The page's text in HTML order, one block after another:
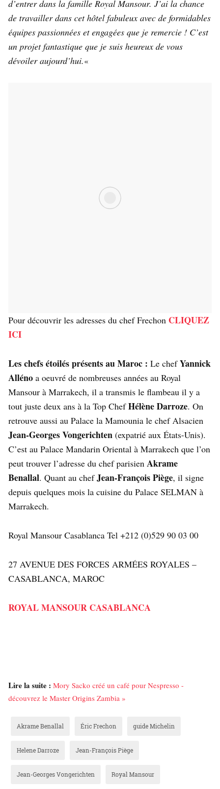
d’entrer dans la famille Royal Mansour. J’ai la chance
de travailler dans cet hôtel fabuleux avec de formidables
équipes passionnées et engagées que je remercie ! C’est
un projet fantastique que je suis heureux de vous
dévoiler aujourd’hui.«
Pour découvrir les adresses du chef Frechon CLIQUEZ
ICI
Les chefs étoilés présents au Maroc : Le chefYannick
Alléno a oeuvré de nombreuses années au Royal
Mansour à Marrakech, il a transmis le flambeau il y a
tout juste deux ans à la Top ChefHélène Darroze. On
retrouve aussi au Palace la Mamounia le chef Alsacien
Jean-Georges Vongerichten (expatrié aux États-Unis).
C’est au Palace Mandarin Oriental à Marrakech que l’on
peut trouver l’adresse du chef parisien Akrame
Benallal. Quant au chefJean-François Piège, il signe
depuis quelques mois la cuisine du Palace SELMAN à
Marrakech.
Royal Mansour Casablanca Tel +212 (0)529 90 03 00
27 AVENUE DES FORCES ARMÉES ROYALES –
CASABLANCA, MAROC
ROYAL MANSOUR CASABLANCA
Lire la suite : Mory Sacko créé un café pour Nespresso -
découvrez le Master Origins Zambia »
Akrame Benallal Éric Frechon guide Michelin
Helene Darroze Jean-François Piège
Jean-Georges Vongerichten Royal Mansour